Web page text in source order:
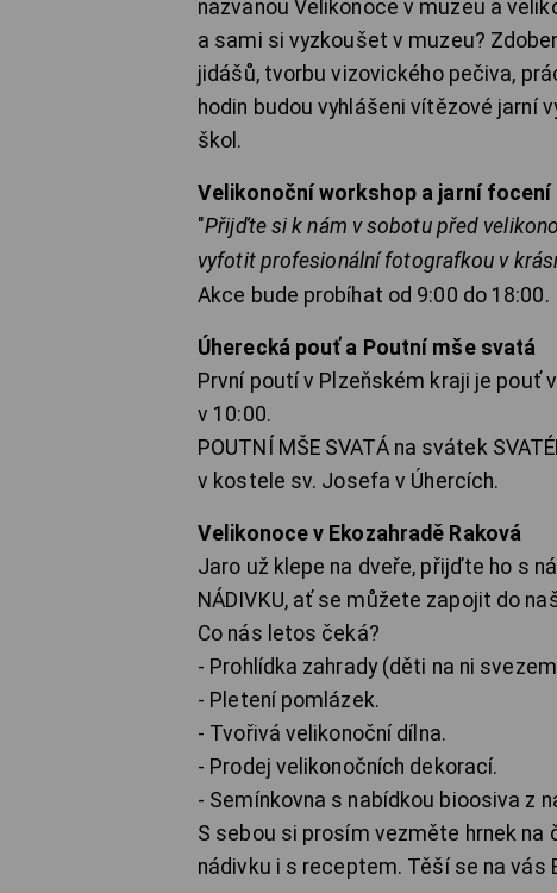
nazvanou Velikonoce v muzeu a
a sami si vyzkoušet v muzeu?
jidášů, tvorbu vizovického pečiva,
hodin budou vyhlášeni vítězové jarní
škol.
Velikonoční workshop a jarní focení
"Přijďte si k nám v sobotu před
vyfotit profesionální fotografkou v
Akce bude probíhat od 9:00 do 18:00.
Úherecká pouť a Poutní mše svatá
První poutí v Plzeňském kraji je pouť
v 10:00.
POUTNÍ MŠE SVATÁ na svátek
v kostele sv. Josefa v Úhercích.
Velikonoce v Ekozahradě Raková
Jaro už klepe na dveře, přijďte ho s
NÁDIVKU, ať se můžete zapojit do
Co nás letos čeká?
- Prohlídka zahrady (děti na ni
- Pletení pomlázek.
- Tvořivá velikonoční dílna.
- Prodej velikonočních dekorací.
- Semínkovna s nabídkou bioosiva z
S sebou si prosím vezměte hrnek na
nádivku i s receptem. Těší se na vás